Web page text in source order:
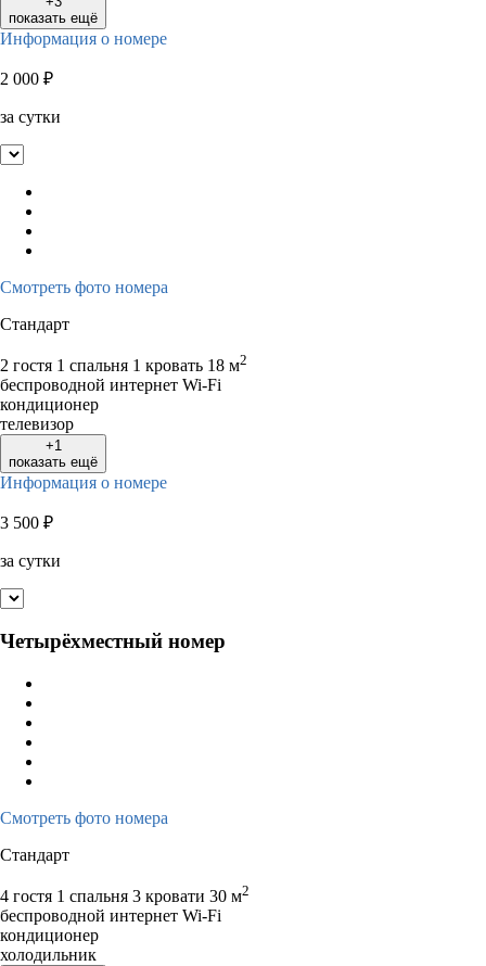
показать ещё
Информация о номере
2 000 ₽
за сутки
Смотреть фото номера
Стандарт
2 гостя 1 спальня 1 кровать 18 м2
беспроводной интернет Wi-Fi
кондиционер
телевизор
+1
показать ещё
Информация о номере
3 500 ₽
за сутки
Четырёхместный номер
Смотреть фото номера
Стандарт
4 гостя 1 спальня 3 кровати 30 м2
беспроводной интернет Wi-Fi
кондиционер
холодильник